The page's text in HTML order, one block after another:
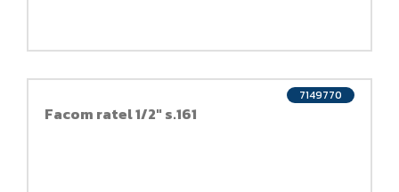
Facom ratel 1/2" s.161
7149770